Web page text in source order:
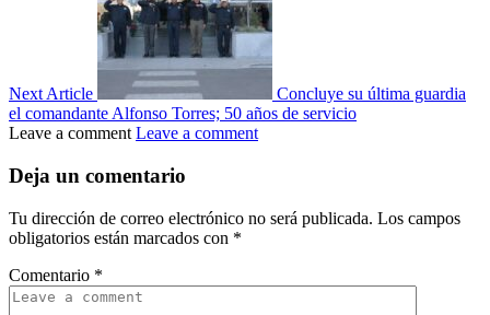
Next Article
Concluye su última guardia
el comandante Alfonso Torres; 50 años de servicio
Leave a comment Leave a comment
Deja un comentario
Tu dirección de correo electrónico no será publicada. Los campos
obligatorios están marcados con *
Comentario *